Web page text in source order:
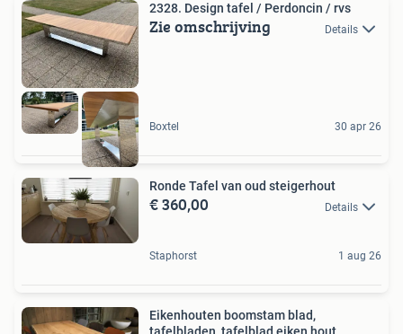
2328. Design tafel / Perdoncin / rvs
Zie omschrijving Details
Boxtel 30 apr 26
Ronde Tafel van oud steigerhout
€ 360,00 Details
Staphorst 1 aug 26
Eikenhouten boomstam blad,
tafelbladen, tafelblad eiken hout